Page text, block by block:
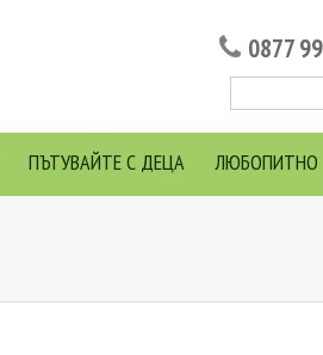
0877
ПЪТУВАЙТЕ С ДЕЦА ЛЮБОПИТНО